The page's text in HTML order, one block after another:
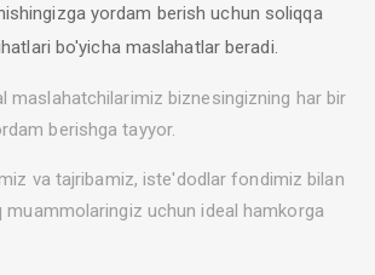
yordam berish uchun soliqqa
bo'yicha maslahatlar beradi.
maslahatchilarimiz biznesingizning har bir
berishga tayyor.
va tajribamiz, iste'dodlar fondimiz bilan
muammolaringiz uchun ideal hamkorga